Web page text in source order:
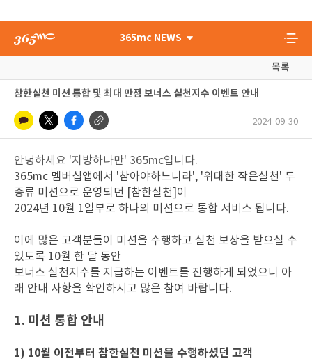
365mc NEWS
목록
참한실천 미션 통합 및 최대 만점 보너스 실천지수 이벤트 안내
2024-09-30
안녕하세요 '지방하나만' 365mc입니다.
365mc 멤버십앱에서 '참아야하느니라', '위대한 작은실천' 두
종류 미션으로 운영되던 [참한실천]이
2024년 10월 1일부로 하나의 미션으로 통합 서비스 됩니다.
이에 많은 고객분들이 미션을 수행하고 실천 보상을 받으실 수
있도록 10월 한 달 동안
보너스 실천지수를 지급하는 이벤트를 진행하게 되었으니 아
래 안내 사항을 확인하시고 많은 참여 바랍니다.
1. 미션 통합 안내
1) 10월 이전부터 참한실천 미션을 수행하셨던 고객